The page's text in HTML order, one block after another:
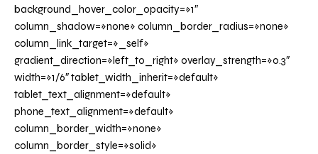
background_hover_color_opacity=»1″
column_shadow=»none» column_border_radius=»none»
column_link_target=»_self»
gradient_direction=»left_to_right» overlay_strength=»0.3″
width=»1/6″ tablet_width_inherit=»default»
tablet_text_alignment=»default»
phone_text_alignment=»default»
column_border_width=»none»
column_border_style=»solid»